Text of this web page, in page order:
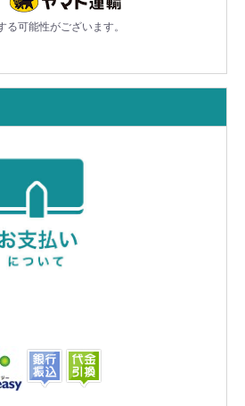
可能性がございます。